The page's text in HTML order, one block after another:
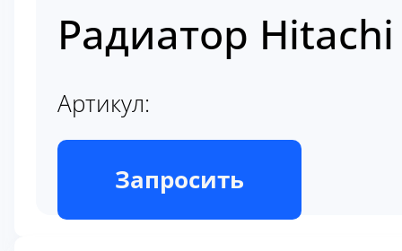
Радиатор Hitachi
Артикул:
В наличии
Запросить